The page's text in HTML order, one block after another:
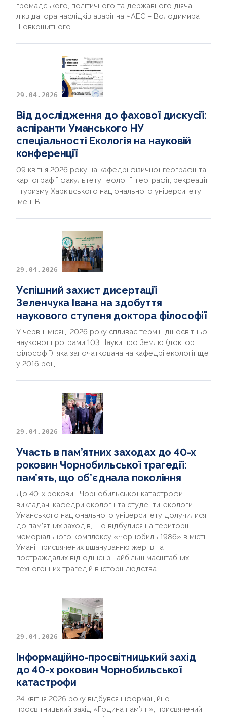
громадського, політичного та державного діяча,
ліквідатора наслідків аварії на ЧАЕС – Володимира
Шовкошитного
29.04.2026
Від дослідження до фахової дискусії:
аспіранти Уманського НУ
спеціальності Екологія на науковій
конференції
09 квітня 2026 року на кафедрі фізичної географії та
картографії факультету геології, географії, рекреації
і туризму Харківського національного університету
імені В
29.04.2026
Успішний захист дисертації
Зеленчука Івана на здобуття
наукового ступеня доктора філософії
У червні місяці 2026 року спливає термін дії освітньо-
наукової програми 103 Науки про Землю (доктор
філософії), яка започаткована на кафедрі екології ще
у 2016 році
29.04.2026
Участь в пам’ятних заходах до 40-х
роковин Чорнобильської трагедії:
пам’ять, що об’єднала покоління
До 40-х роковин Чорнобильської катастрофи
викладачі кафедри екології та студенти-екологи
Уманського національного університету долучилися
до пам’ятних заходів, що відбулися на території
меморіального комплексу «Чорнобиль 1986» в місті
Умані, присвячених вшануванню жертв та
постраждалих від однієї з найбільш масштабних
техногенних трагедій в історії людства
29.04.2026
Інформаційно-просвітницький захід
до 40-х роковин Чорнобильської
катастрофи
24 квітня 2026 року відбувся інформаційно-
просвітницький захід «Година пам’яті», присвячений